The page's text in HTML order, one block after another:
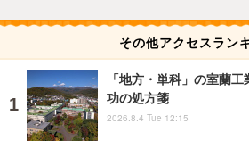
その他アクセスラン
「地方・単科」の室蘭
功の処方箋
2026.8.4 Tue 12:15